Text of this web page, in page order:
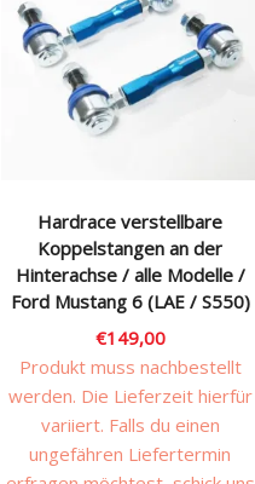
Hardrace verstellbare
Koppelstangen an der
Hinterachse / alle Modelle /
Ford Mustang 6 (LAE / S550)
€149,00
Produkt muss nachbestellt
werden. Die Lieferzeit hierfür
variiert. Falls du einen
ungefähren Liefertermin